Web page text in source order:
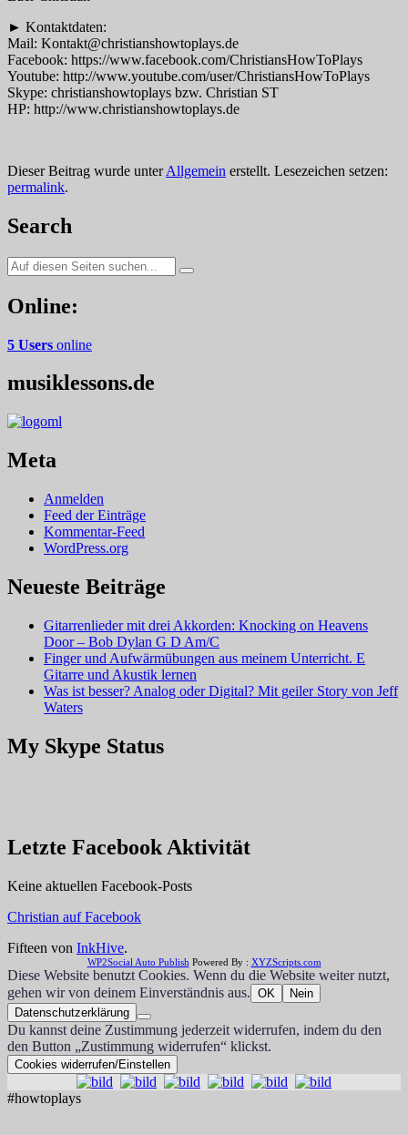
► Kontaktdaten:
Mail: Kontakt@christianshowtoplays.de
Facebook: https://www.facebook.com/ChristiansHowToPlays
Youtube: http://www.youtube.com/user/ChristiansHowToPlays
Skype: christianshowtoplays bzw. Christian ST
HP: http://www.christianshowtoplays.de
Dieser Beitrag wurde unterAllgemein erstellt. Lesezeichen setzen:
permalink.
Search
Suche
nach:
Online:
5 Users online
musiklessons.de
Meta
Anmelden
Feed der Einträge
Kommentar-Feed
WordPress.org
Neueste Beiträge
Gitarrenlieder mit drei Akkorden: Knocking on Heavens
Door – Bob Dylan G D Am/C
Finger und Aufwärmübungen aus meinem Unterricht. E
Gitarre und Akustik lernen
Was ist besser? Analog oder Digital? Mit geiler Story von Jeff
Waters
My Skype Status
Letzte Facebook Aktivität
Keine aktuellen Facebook-Posts
Christian auf Facebook
Fifteen von InkHive.
WP2Social Auto Publish Powered By : XYZScripts.com
Diese Website benutzt Cookies. Wenn du die Website weiter nutzt,
gehen wir von deinem Einverständnis aus. OK
Nein
Datenschutzerklärung
Du kannst deine Zustimmung jederzeit widerrufen, indem du den
den Button „Zustimmung widerrufen“ klickst.
Cookies widerrufen/Einstellen
#howtoplays